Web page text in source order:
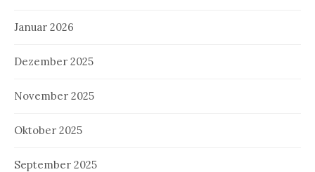
Januar 2026
Dezember 2025
November 2025
Oktober 2025
September 2025